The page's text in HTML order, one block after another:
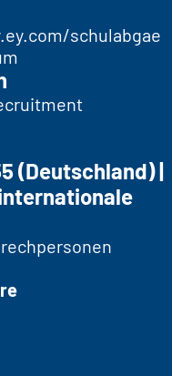
schulabgae
(Deutschland) |